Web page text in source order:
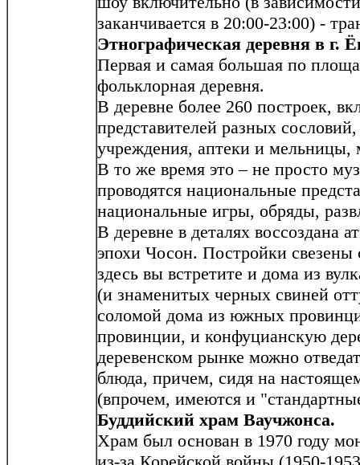
заканчивается в 20:00-23:00) -
Этнографическая деревня в г.
Первая и самая большая по
фольклорная деревня.
В деревне более 260 построек,
представителей разных
учреждения, аптеки и мельницы,
В то же время это – не просто
проводятся национальные
национальные игры, обряды,
В деревне в деталях воссоздана
эпохи Чосон. Постройки свезены
здесь вы встретите и дома из
(и знаменитых черных свиней
соломой дома из южных
провинции, и конфуцианскую
деревенском рынке можно
блюда, причем, сидя на
(впрочем, имеются и
Буддийский храм Ваучжонса.
Храм был основан в 1970 году